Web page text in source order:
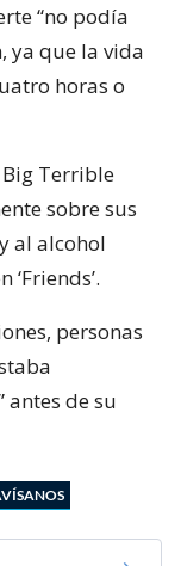
“no podía
ya que la vida
horas o
Big Terrible
sobre sus
al alcohol
personas
antes de su